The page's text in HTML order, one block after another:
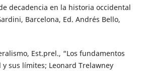
decadencia en la historia occidental
Barcelona, Ed. Andrés Bello,
Est.prel., “Los fundamentos
sus límites; Leonard Trelawney